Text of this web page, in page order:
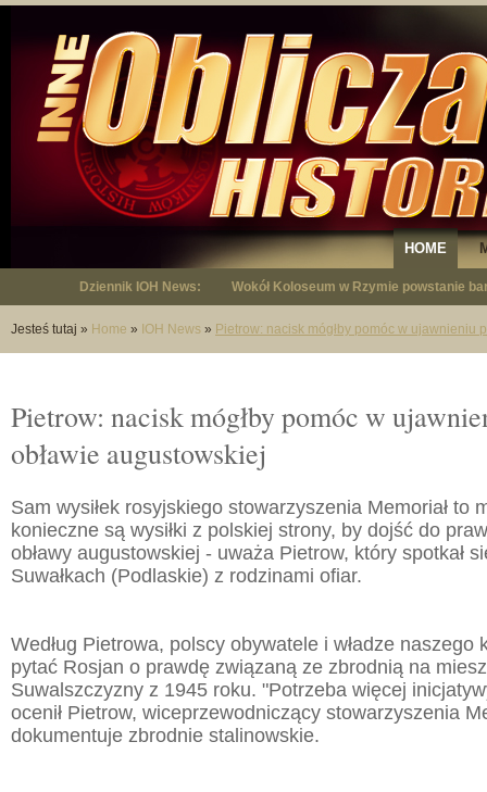
HOME
Dziennik IOH News: Wokół Koloseum w Rzymie powstanie
"Niepodległy - opowieść o Januszu
Jesteś tutaj » Home » IOH News » Pietrow: nacisk mógłby pomóc w ujawnieniu
Pietrow: nacisk mógłby pomóc w
obławie augustowskiej
Sam wysiłek rosyjskiego stowarzyszenia Memoriał to
konieczne są wysiłki z polskiej strony, by dojść do
obławy augustowskiej - uważa Pietrow, który spotkał
Suwałkach (Podlaskie) z rodzinami ofiar.
Według Pietrowa, polscy obywatele i władze naszego
pytać Rosjan o prawdę związaną ze zbrodnią na
Suwalszczyzny z 1945 roku. "Potrzeba więcej
ocenił Pietrow, wiceprzewodniczący stowarzyszenia
dokumentuje zbrodnie stalinowskie.